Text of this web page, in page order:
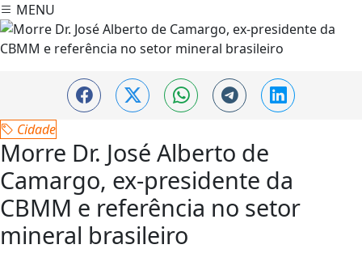
MENU
Cidade
Morre Dr. José Alberto de
Camargo, ex-presidente da
CBMM e referência no setor
mineral brasileiro